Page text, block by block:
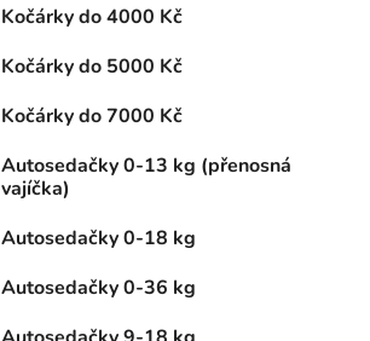
Kočárky do 4000 Kč
Kočárky do 5000 Kč
Kočárky do 7000 Kč
Autosedačky 0-13 kg (přenosná
vajíčka)
Autosedačky 0-18 kg
Autosedačky 0-36 kg